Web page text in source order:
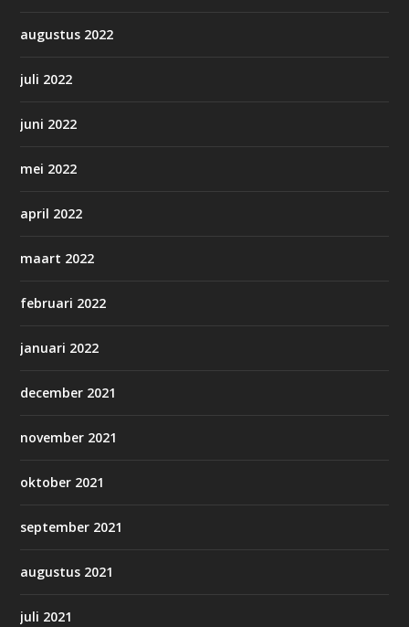
augustus 2022
juli 2022
juni 2022
mei 2022
april 2022
maart 2022
februari 2022
januari 2022
december 2021
november 2021
oktober 2021
september 2021
augustus 2021
juli 2021